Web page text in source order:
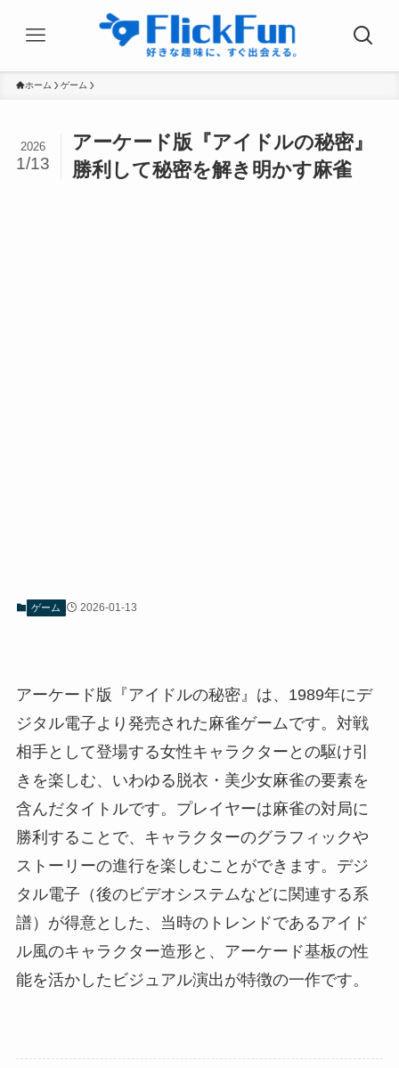
ホーム ゲーム
アーケード版『アイドルの秘密』
勝利して秘密を解き明かす麻雀
2026
1/13
ゲーム 2026-01-13
アーケード版『アイドルの秘密』は、1989年にデ
ジタル電子より発売された麻雀ゲームです。対戦
相手として登場する女性キャラクターとの駆け引
きを楽しむ、いわゆる脱衣・美少女麻雀の要素を
含んだタイトルです。プレイヤーは麻雀の対局に
勝利することで、キャラクターのグラフィックや
ストーリーの進行を楽しむことができます。デジ
タル電子（後のビデオシステムなどに関連する系
譜）が得意とした、当時のトレンドであるアイド
ル風のキャラクター造形と、アーケード基板の性
能を活かしたビジュアル演出が特徴の一作です。